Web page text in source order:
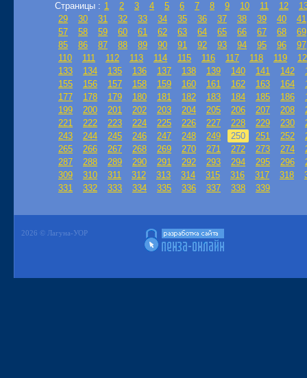
Страницы : 1 2 3 4 5 6 7 8 9 10 11 12
29
30 31 32 33 34 35 36 37 38 39 40
41
57
58 59 60 61 62 63 64 65 66 67 68
69
85
86 87 88 89 90 91 92 93 94 95 96
97
110
111 112 113 114 115 116 117 118 119
133
134 135 136 137 138 139 140 141 142
155
156 157 158 159 160 161 162 163 164
177
178 179 180 181 182 183 184 185 186
199
200 201 202 203 204 205 206 207 208
221
222 223 224 225 226 227 228 229 230
243
244 245 246 247 248 249 250 251 252
265
266 267 268 269 270 271 272 273 274
287
288 289 290 291 292 293 294 295 296
309
310 311 312 313 314 315 316 317 318
331
332 333 334 335 336 337 338 339
2026 © Лагуна-УОР